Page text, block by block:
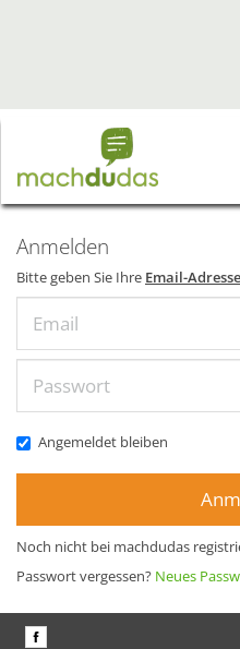
Anmelden
Bitte geben Sie Ihre Email-Adresse
Angemeldet bleiben
Noch nicht bei machdudas
Passwort vergessen? Neues